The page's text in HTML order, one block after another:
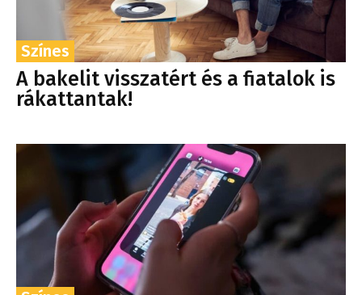
Színes
A bakelit visszatért és a fiatalok is
rákattantak!